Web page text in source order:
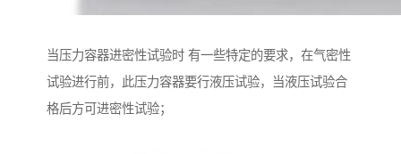
当压力容器进密性试验时 有一些特定的要求，在气密性
试验进行前，此压力容器要行液压试验，当液压试验合
格后方可进密性试验；